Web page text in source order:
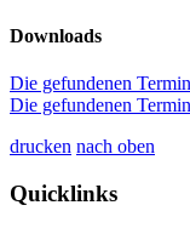
Downloads
Die gefundenen
Die gefundenen
drucken nach oben
Quicklinks